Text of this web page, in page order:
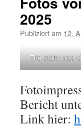
2025
Publiziert am 12.
The Staff: Miss
Bericht
Link hier: